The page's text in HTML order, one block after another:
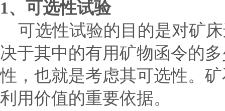
1、可选性试验
可选性试验的目的是对矿
决于其中的有用矿物函令的
性，也就是考虑其可选性。
利用价值的重要依据。